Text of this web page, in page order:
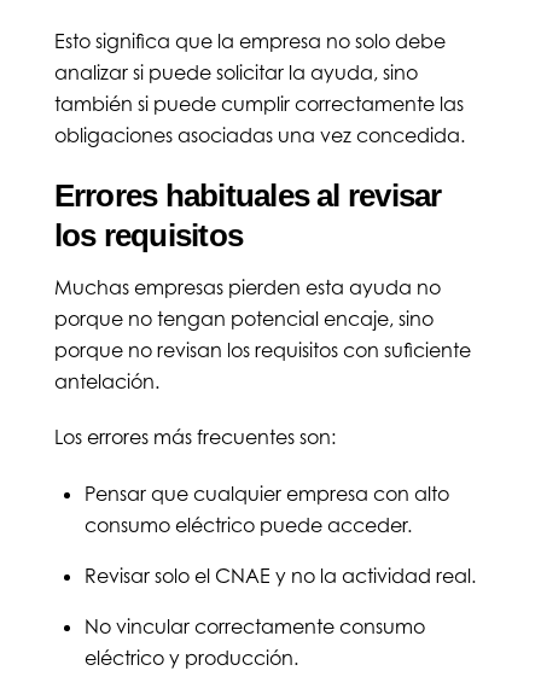
Esto significa que la empresa no solo debe
analizar si puede solicitar la ayuda, sino
también si puede cumplir correctamente las
obligaciones asociadas una vez concedida.
Errores habituales al revisar
los requisitos
Muchas empresas pierden esta ayuda no
porque no tengan potencial encaje, sino
porque no revisan los requisitos con suficiente
antelación.
Los errores más frecuentes son:
Pensar que cualquier empresa con alto
consumo eléctrico puede acceder.
Revisar solo el CNAE y no la actividad real.
No vincular correctamente consumo
eléctrico y producción.